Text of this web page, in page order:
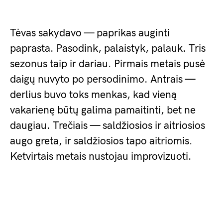
Tėvas sakydavo — paprikas auginti
paprasta. Pasodink, palaistyk, palauk. Tris
sezonus taip ir dariau. Pirmais metais pusė
daigų nuvyto po persodinimo. Antrais —
derlius buvo toks menkas, kad vieną
vakarienę būtų galima pamaitinti, bet ne
daugiau. Trečiais — saldžiosios ir aitriosios
augo greta, ir saldžiosios tapo aitriomis.
Ketvirtais metais nustojau improvizuoti.